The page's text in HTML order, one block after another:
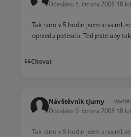
Odesláno 5. června 2008 18 let
Tak rano v 5 hodin jsem si vsiml
opravdu potesilo. Ted jeste aby
Citovat
Návštěvník tjurny
Odesláno 6. června 2008 18 let
Tak rano v 5 hodin jsem si vsiml